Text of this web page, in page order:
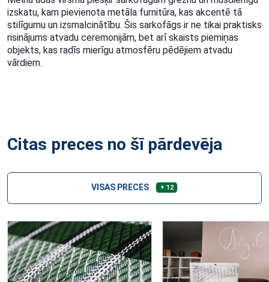
izskatu, kam pievienota metāla furnitūra, kas akcentē tā
stilīgumu un izsmalcinātību. Šis sarkofāgs ir ne tikai praktisks
risinājums atvadu ceremonijām, bet arī skaists piemiņas
objekts, kas radīs mierīgu atmosfēru pēdējiem atvadu
vārdiem.
Citas preces no šī pārdevēja
VISAS PRECES + 12